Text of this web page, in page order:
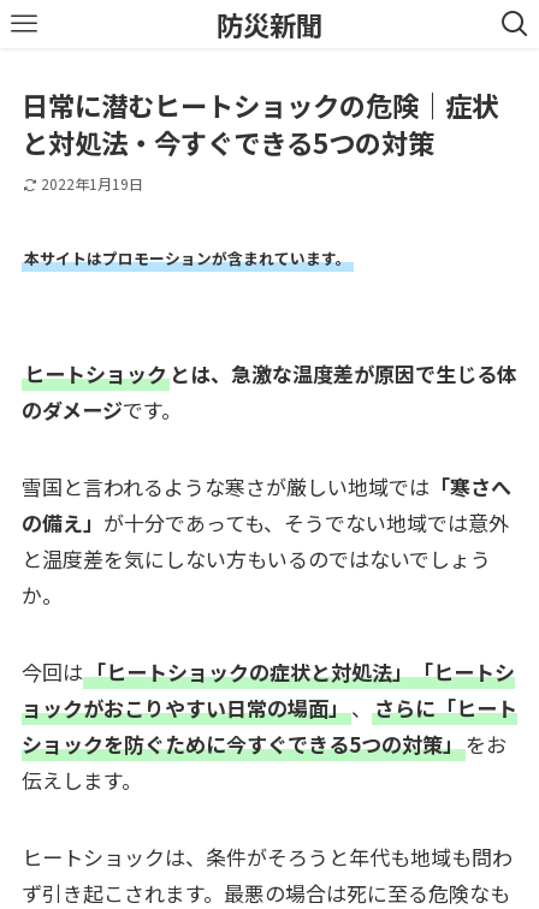
防災新聞
日常に潜むヒートショックの危険｜症状
と対処法・今すぐできる5つの対策
2022年1月19日
本サイトはプロモーションが含まれています。
ヒートショックとは、急激な温度差が原因で生じる体
のダメージです。
雪国と言われるような寒さが厳しい地域では「寒さへ
の備え」 が十分であっても、そうでない地域では意外
と温度差を気にしない方もいるのではないでしょう
か。
今回は「ヒートショックの症状と対処法」「ヒートシ
ョックがおこりやすい日常の場面」、 さらに「ヒート
ショックを防ぐために今すぐできる5つの対策」をお
伝えします。
ヒートショックは、条件がそろうと年代も地域も問わ
ず引き起こされます。最悪の場合は死に至る危険なも